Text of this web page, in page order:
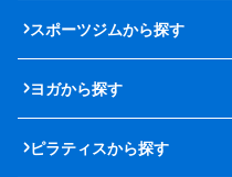
スポーツジムから探す
ヨガから探す
ピラティスから探す